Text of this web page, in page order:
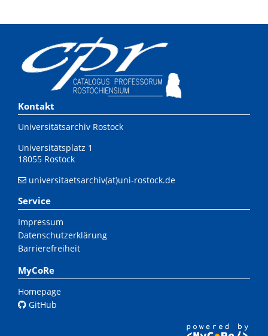
Kontakt
Universitätsarchiv Rostock
Universitätsplatz 1
18055 Rostock
universitaetsarchiv(at)uni-rostock.de
Service
Impressum
Datenschutzerklärung
Barrierefreiheit
MyCoRe
Homepage
GitHub